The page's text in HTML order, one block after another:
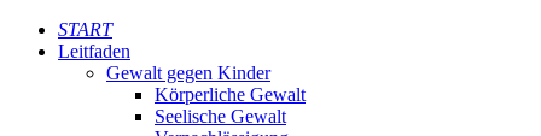
START
Leitfaden
Gewalt gegen Kinder
Körperliche Gewalt
Seelische Gewalt